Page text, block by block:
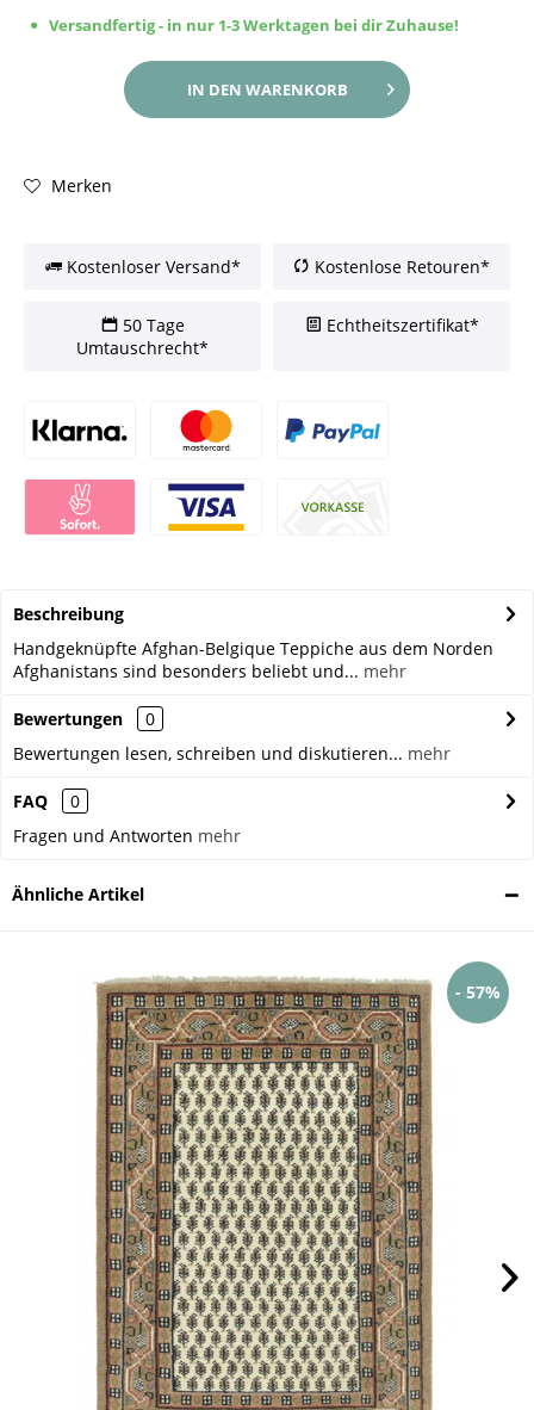
Versandfertig - in nur 1-3 Werktagen bei dir Zuhause!
IN DEN WARENKORB
Merken
Kostenloser Versand* Kostenlose Retouren*
50 Tage
Umtauschrecht*
Echtheitszertifikat*
Beschreibung
Handgeknüpfte Afghan-Belgique Teppiche aus dem Norden
Afghanistans sind besonders beliebt und... mehr
Bewertungen
0
Bewertungen lesen, schreiben und diskutieren... mehr
FAQ
0
Fragen und Antworten mehr
Ähnliche Artikel
- 57%